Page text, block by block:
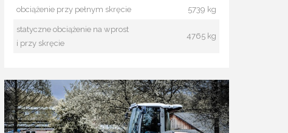
obciążenie przy pełnym skręcie 5739 kg
statyczne obciążenie na wprost
i przy skręcie
4765 kg